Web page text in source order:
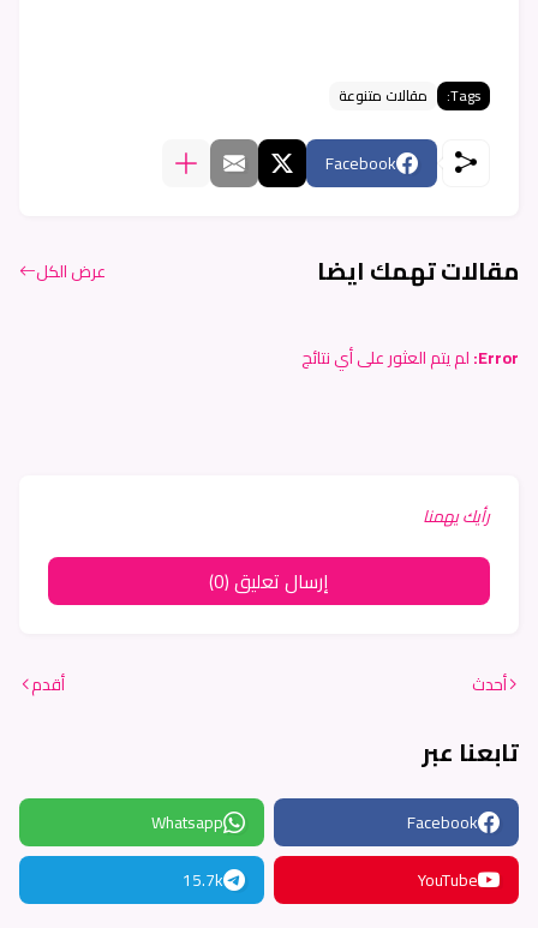
Tags: مقالات متنوعة
Facebook
مقالات تهمك ايضا عرض الكل
Error: لم يتم العثور على أي نتائج
رأيك يهمنا
إرسال تعليق (0)
أحدث أقدم
تابعنا عبر
Facebook
Whatsapp
YouTube
15.7k